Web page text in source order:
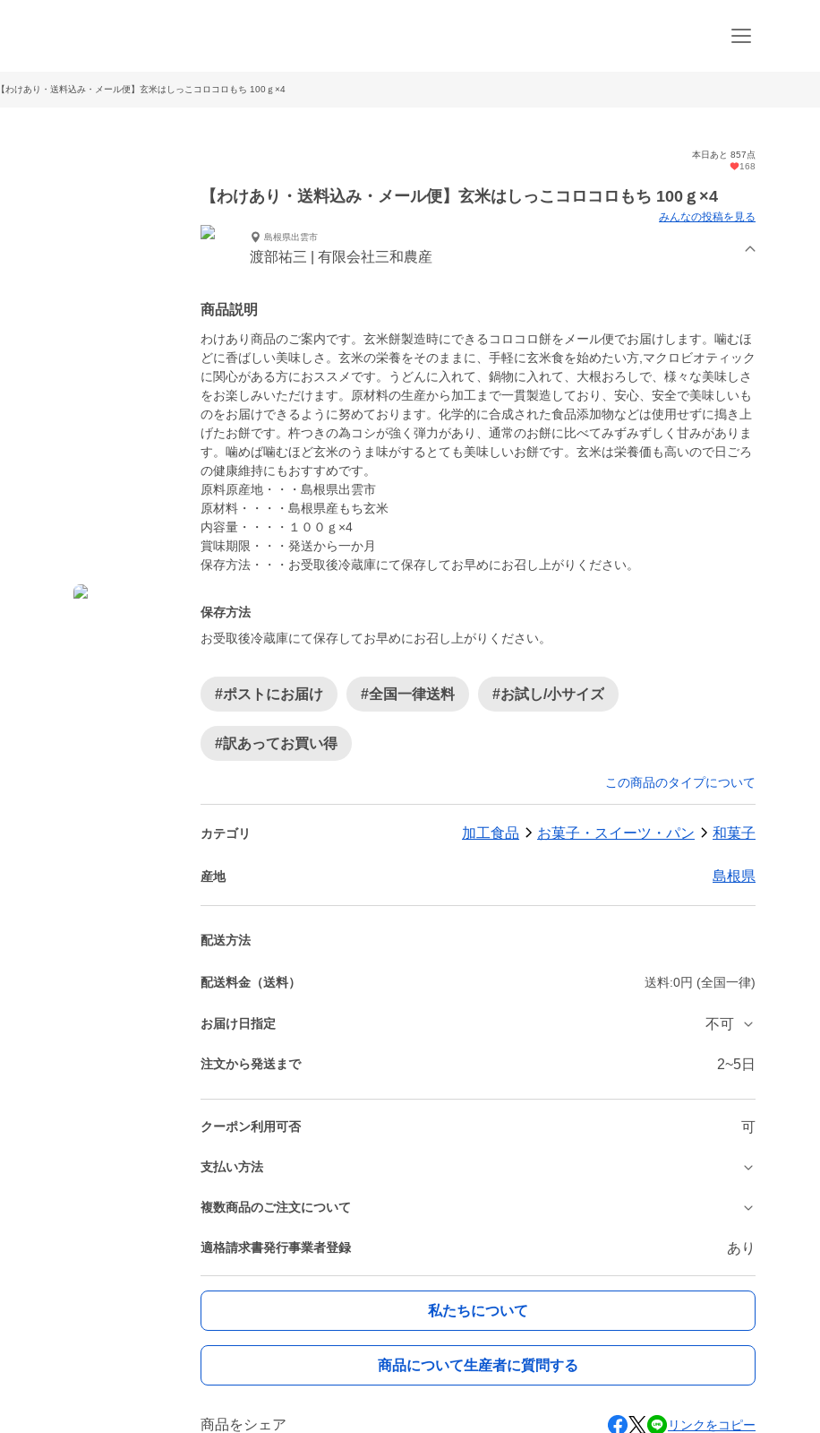
【わけあり・送料込み・メール便】玄米はしっこコロコロもち 100ｇ×4
本日あと 857点
168
【わけあり・送料込み・メール便】玄米はしっこコロコロもち 100ｇ×4
みんなの投稿を見る
島根県出雲市
渡部祐三 | 有限会社三和農産
商品説明
わけあり商品のご案内です。玄米餅製造時にできるコロコロ餅をメール便でお届けします。噛むほ
どに香ばしい美味しさ。玄米の栄養をそのままに、手軽に玄米食を始めたい方,マクロビオティック
に関心がある方におススメです。うどんに入れて、鍋物に入れて、大根おろしで、様々な美味しさ
をお楽しみいただけます。原材料の生産から加工まで一貫製造しており、安心、安全で美味しいも
のをお届けできるように努めております。化学的に合成された食品添加物などは使用せずに搗き上
げたお餅です。杵つきの為コシが強く弾力があり、通常のお餅に比べてみずみずしく甘みがありま
す。噛めば噛むほど玄米のうま味がするとても美味しいお餅です。玄米は栄養価も高いので日ごろ
の健康維持にもおすすめです。
原料原産地・・・島根県出雲市
原材料・・・・島根県産もち玄米
内容量・・・・１００ｇ×4
賞味期限・・・発送から一か月
保存方法・・・お受取後冷蔵庫にて保存してお早めにお召し上がりください。
保存方法
お受取後冷蔵庫にて保存してお早めにお召し上がりください。
#ポストにお届け #全国一律送料 #お試し/小サイズ
#訳あってお買い得
この商品のタイプについて
カテゴリ 加工食品 お菓子・スイーツ・パン 和菓子
産地 島根県
配送方法
配送料金（送料） 送料:0円 (全国一律)
お届け日指定 不可
注文から発送まで 2~5日
クーポン利用可否 可
支払い方法
複数商品のご注文について
適格請求書発行事業者登録 あり
私たちについて
商品について生産者に質問する
商品をシェア リンクをコピー